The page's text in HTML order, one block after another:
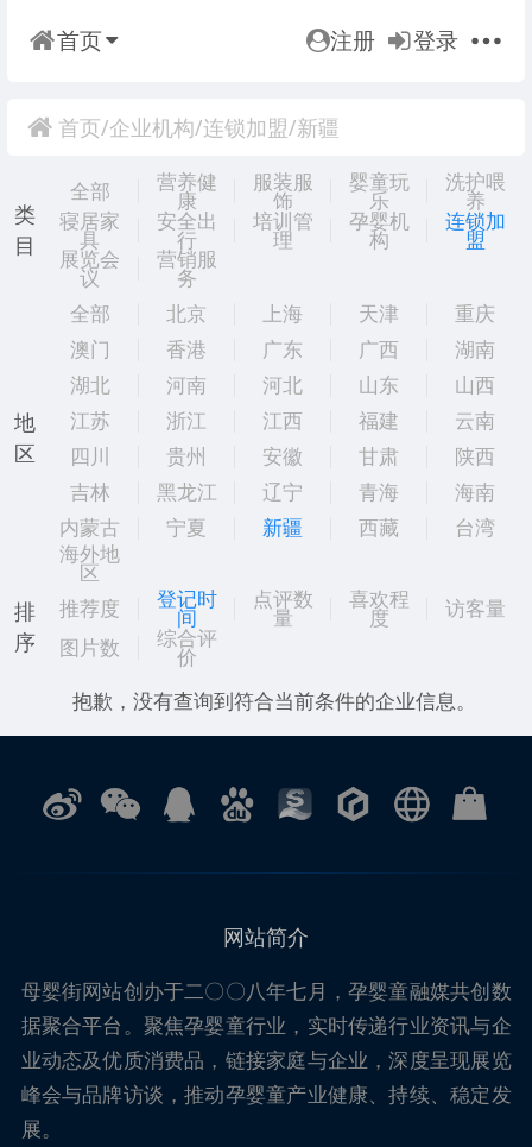
首页 注册 登录
首页/企业机构/连锁加盟/新疆
类
目
全部 营养健
康
服装服
饰
婴童玩
乐
洗护喂
养
寝居家
具
安全出
行
培训管
理
孕婴机
构
连锁加
盟
展览会
议
营销服
务
地
区
全部 北京 上海 天津
重庆
澳门
香港 广东 广西
湖南
湖北
河南 河北 山东
山西
江苏
浙江 江西 福建
云南
四川
贵州 安徽 甘肃
陕西
吉林
黑龙江 辽宁 青海
海南
内蒙古
宁夏 新疆 西藏
台湾
海外地
区
排
序
推荐度 登记时
间
点评数
量
喜欢程
度
访客量
图片数
综合评
价
抱歉，没有查询到符合当前条件的企业信息。
网站简介
母婴街网站创办于二〇〇八年七月，孕婴童融媒共创数
据聚合平台。聚焦孕婴童行业，实时传递行业资讯与企
业动态及优质消费品，链接家庭与企业，深度呈现展览
峰会与品牌访谈，推动孕婴童产业健康、持续、稳定发
展。